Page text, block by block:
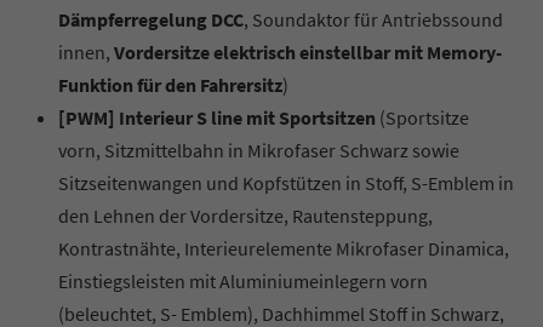
Dämpferregelung DCC, Soundaktor für Antriebssound
innen, Vordersitze elektrisch einstellbar mit Memory-
Funktion für den Fahrersitz)
[PWM] Interieur S line mit Sportsitzen (Sportsitze
vorn, Sitzmittelbahn in Mikrofaser Schwarz sowie
Sitzseitenwangen und Kopfstützen in Stoff, S-Emblem in
den Lehnen der Vordersitze, Rautensteppung,
Kontrastnähte, Interieurelemente Mikrofaser Dinamica,
Einstiegsleisten mit Aluminiumeinlegern vorn
(beleuchtet, S- Emblem), Dachhimmel Stoff in Schwarz,